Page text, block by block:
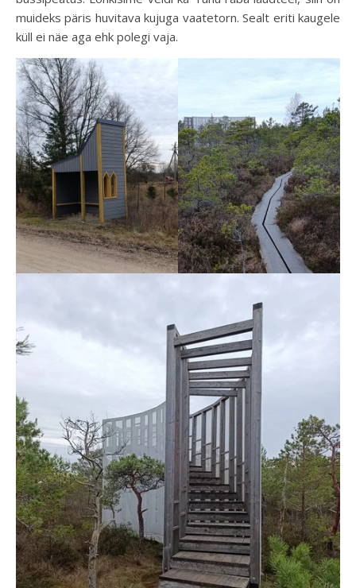
muideks päris huvitava kujuga vaatetorn. Sealt eriti kaugele
küll ei näe aga ehk polegi vaja.